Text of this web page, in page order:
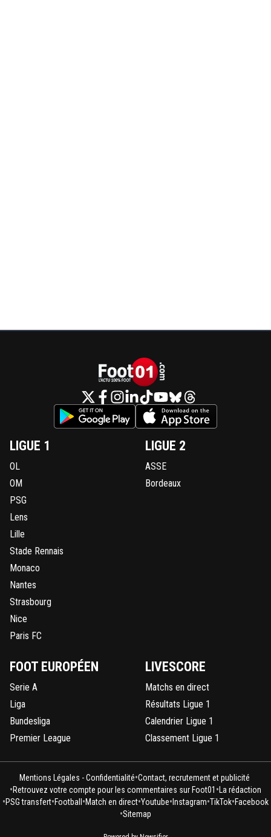
LIGUE 1
OL
OM
PSG
Lens
Lille
Stade Rennais
Monaco
Nantes
Strasbourg
Nice
Paris FC
LIGUE 2
ASSE
Bordeaux
FOOT EUROPÉEN
Serie A
Liga
Bundesliga
Premier League
LIVESCORE
Matchs en direct
Résultats Ligue 1
Calendrier Ligue 1
Classement Ligue 1
Mentions Légales - Confidentialité•Contact, recrutement et publicité
•Retrouvez votre compte pour les commentaires sur Foot01 • La rédaction
•PSG transfert•Football •Match en direct•Youtube• Instagram•TikTok•Facebook
•Sitemap